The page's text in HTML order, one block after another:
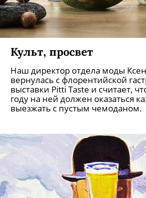
Культ, просвет
Наш директор отдела моды
вернулась с флорентийской
выставки Pitti Taste и считает,
году на ней должен оказаться
выезжать с пустым чемоданом.